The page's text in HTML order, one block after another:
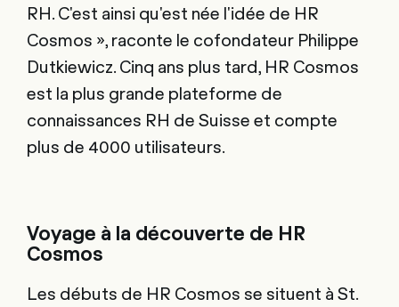
RH. C'est ainsi qu'est née l'idée de HR
Cosmos », raconte le cofondateur Philippe
Dutkiewicz. Cinq ans plus tard, HR Cosmos
est la plus grande plateforme de
connaissances RH de Suisse et compte
plus de 4000 utilisateurs.
Voyage à la découverte de HR
Cosmos
Les débuts de HR Cosmos se situent à St.